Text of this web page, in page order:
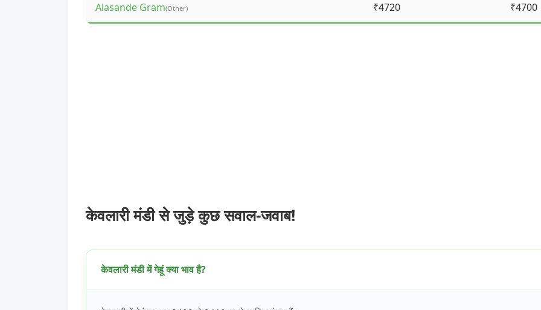
Alasande Gram(Other) ₹4720 ₹4700
केवलारी मंडी से जुड़े कुछ सवाल-जवाब!
केवलारी मंडी में गेहूं क्या भाव है?